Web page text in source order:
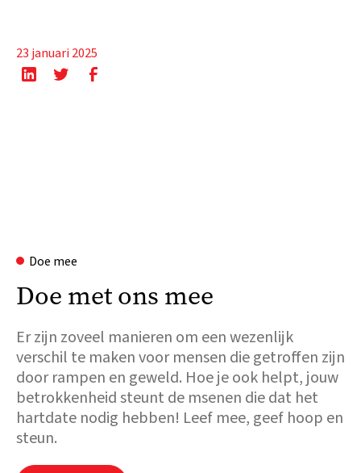
23 januari 2025
Doe mee
Doe met ons mee
Er zijn zoveel manieren om een wezenlijk
verschil te maken voor mensen die getroffen zijn
door rampen en geweld. Hoe je ook helpt, jouw
betrokkenheid steunt de msenen die dat het
hartdate nodig hebben! Leef mee, geef hoop en
steun.